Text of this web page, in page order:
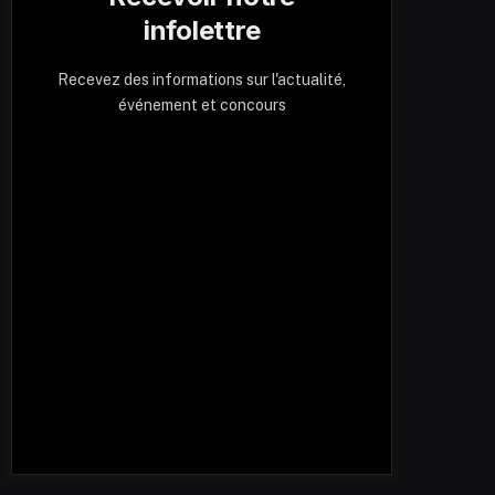
infolettre
Recevez des informations sur l'actualité,
événement et concours